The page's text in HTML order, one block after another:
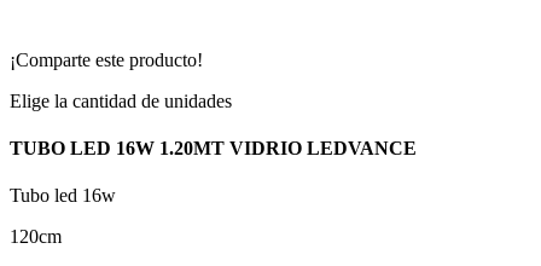
¡Comparte este producto!
Elige la cantidad de unidades
TUBO LED 16W 1.20MT VIDRIO LEDVANCE
Tubo led 16w
120cm